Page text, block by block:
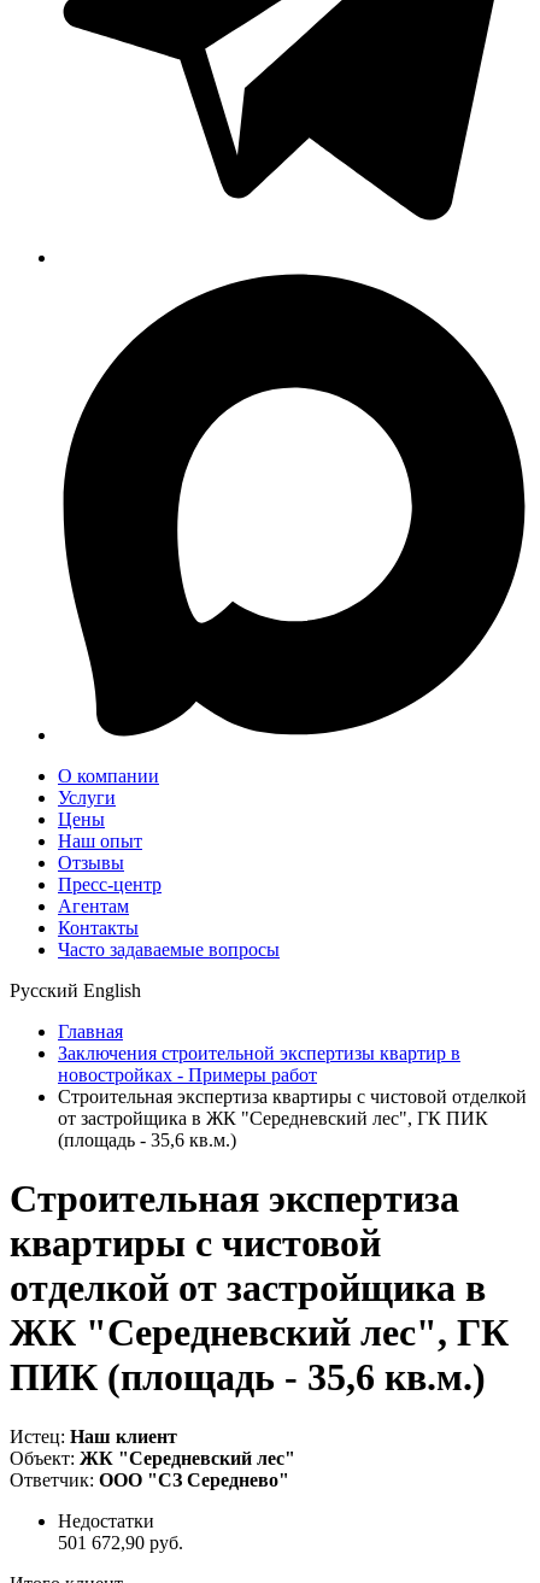
О компании
Услуги
Цены
Наш опыт
Отзывы
Пресс-центр
Агентам
Контакты
Часто задаваемые вопросы
Русский English
Главная
Заключения строительной экспертизы квартир в
новостройках - Примеры работ
Строительная экспертиза квартиры с чистовой отделкой
от застройщика в ЖК "Середневский лес", ГК ПИК
(площадь - 35,6 кв.м.)
Строительная экспертиза
квартиры с чистовой
отделкой от застройщика в
ЖК "Середневский лес", ГК
ПИК (площадь - 35,6 кв.м.)
Истец: Наш клиент
Объект: ЖК "Середневский лес"
Ответчик: ООО "СЗ Середнево"
Недостатки
501 672,90 руб.